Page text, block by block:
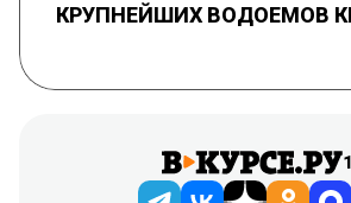
КРУПНЕЙШИХ ВОДОЕМОВ